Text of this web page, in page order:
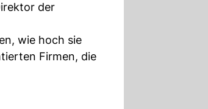
der
wie hoch sie
Firmen, die